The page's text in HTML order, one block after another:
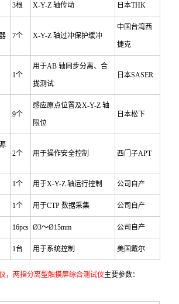
3根 X-Y-Z 轴传动 日本THK
7个 X-Y-Z 轴过冲保护缓冲
中国台湾西
捷克
1个
用于AB 轴同步分离、合
拢测试
日本SASER
9个
感应原点位置及X-Y-Z 轴
限位
日本松下
2个 用于操作安全控制 西门子APT
1个 用于X-Y-Z 轴运行控制 公司自产
1个 用于CTP 数据采集 公司自产
16pcs Ø3～Ø15mm 公司自产
1台 用于系统控制 美国戴尔
，两指分离型触摸屏综合测试仪主要参数：